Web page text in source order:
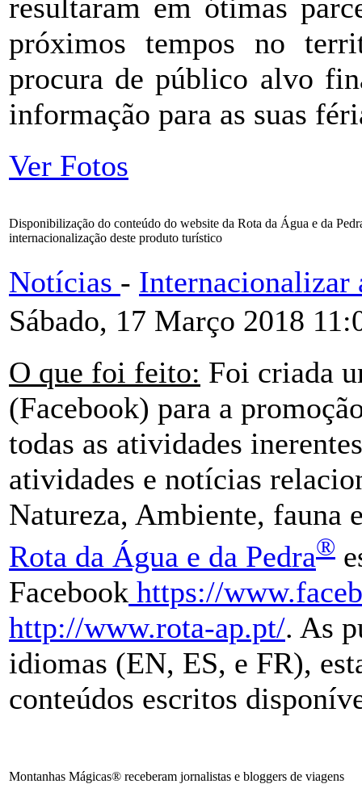
resultaram em ótimas
próximos tempos no
procura de público alvo
informação para as suas
Ver Fotos
Disponibilização do conteúdo do website da Rota da Água e da
internacionalização deste produto turístico
Notícias - Internacionalizar
Sábado, 17 Março 2018
O que foi feito: Foi criada
(Facebook) para a
todas as atividades
atividades e notícias
Natureza, Ambiente, fauna
Rota da Água e da Pedra®
Facebook https://
http://www.rota-ap.pt/. As
idiomas (EN, ES, e FR),
conteúdos escritos
Montanhas Mágicas® receberam jornalistas e bloggers de viagens